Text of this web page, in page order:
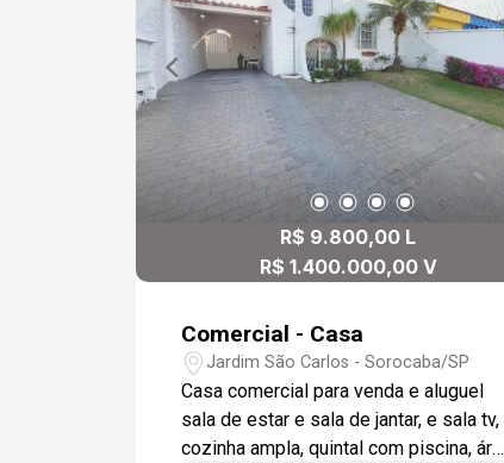
R$ 9.800,00 L
R$ 1.400.000,00 V
Comercial - Casa
Jardim São Carlos - Sorocaba/SP
Casa comercial para venda e aluguel
sala de estar e sala de jantar, e sala tv,
cozinha ampla, quintal com piscina, área